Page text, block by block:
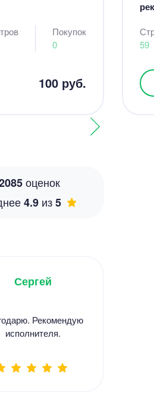
Покупок
0
100 руб.
59
оценок
4.9из5
Сергей
Рекомендую
исполнителя.